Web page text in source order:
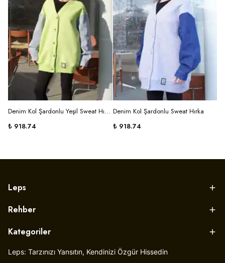
Denim Kol Şardonlu Yeşil Sweat Hırka
₺ 918.74
Denim Kol Şardonlu Sweat Hırka
₺ 918.74
Leps
Rehber
Kategoriler
Leps: Tarzınızı Yansıtın, Kendinizi Özgür Hissedin